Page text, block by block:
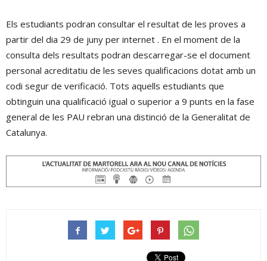
Els estudiants podran consultar el resultat de les proves a
partir del dia 29 de juny per internet . En el moment de la
consulta dels resultats podran descarregar-se el document
personal acreditatiu de les seves qualificacions dotat amb un
codi segur de verificació. Tots aquells estudiants que
obtinguin una qualificació igual o superior a 9 punts en la fase
general de les PAU rebran una distinció de la Generalitat de
Catalunya.